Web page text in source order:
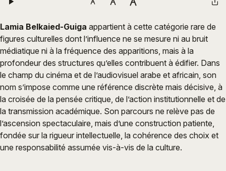
Lamia Belkaied-Guiga appartient à cette catégorie rare de
figures culturelles dont l’influence ne se mesure ni au bruit
médiatique ni à la fréquence des apparitions, mais à la
profondeur des structures qu’elles contribuent à édifier. Dans
le champ du cinéma et de l’audiovisuel arabe et africain, son
nom s’impose comme une référence discrète mais décisive, à
la croisée de la pensée critique, de l’action institutionnelle et de
la transmission académique. Son parcours ne relève pas de
l’ascension spectaculaire, mais d’une construction patiente,
fondée sur la rigueur intellectuelle, la cohérence des choix et
une responsabilité assumée vis-à-vis de la culture.